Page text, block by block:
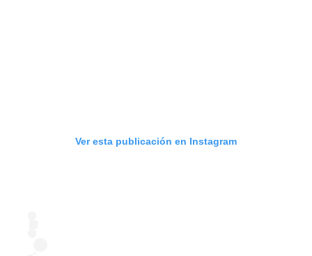
Ver esta publicación en Instagram